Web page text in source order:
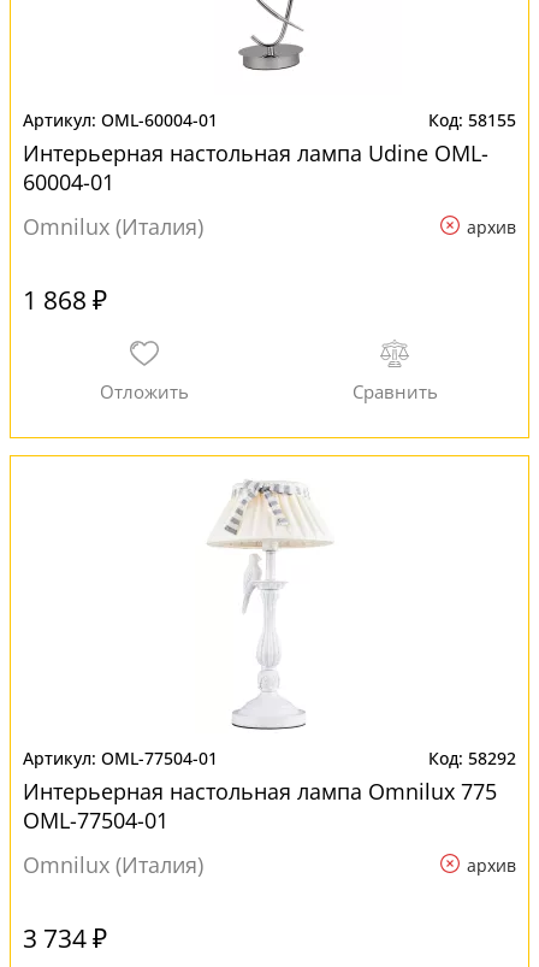
OML-60004-01 58155
Интерьерная настольная лампа Udine OML-
60004-01
Omnilux (Италия)
архив
1 868 ₽
OML-77504-01 58292
Интерьерная настольная лампа Omnilux 775
OML-77504-01
Omnilux (Италия)
архив
3 734 ₽